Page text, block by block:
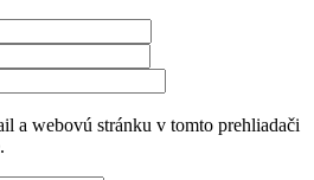
a webovú stránku v tomto prehliadači